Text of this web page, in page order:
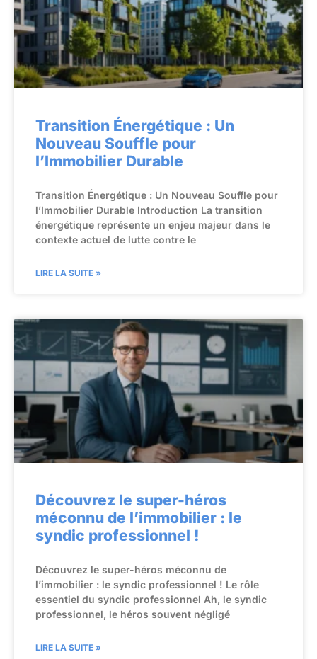
Transition Énergétique : Un
Nouveau Souffle pour
l’Immobilier Durable
Transition Énergétique : Un Nouveau Souffle pour
l’Immobilier Durable Introduction La transition
énergétique représente un enjeu majeur dans le
contexte actuel de lutte contre le
LIRE LA SUITE »
Découvrez le super-héros
méconnu de l’immobilier : le
syndic professionnel !
Découvrez le super-héros méconnu de
l’immobilier : le syndic professionnel ! Le rôle
essentiel du syndic professionnel Ah, le syndic
professionnel, le héros souvent négligé
LIRE LA SUITE »